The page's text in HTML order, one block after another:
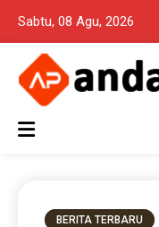
Sabtu, 08 Agu, 2026
Mencari Fakta Menuju
terpercaya seputar
BERITA TERBARU